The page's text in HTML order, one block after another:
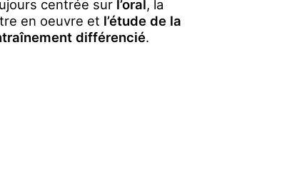
centrée sur l’oral, la
en oeuvre et l’étude de la
différencié.